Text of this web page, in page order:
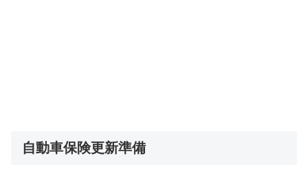
自動車保険更新準備